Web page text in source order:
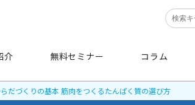
介 無料セミナー コラム
らだづくりの基本 筋肉をつくるたんぱく質の選び方